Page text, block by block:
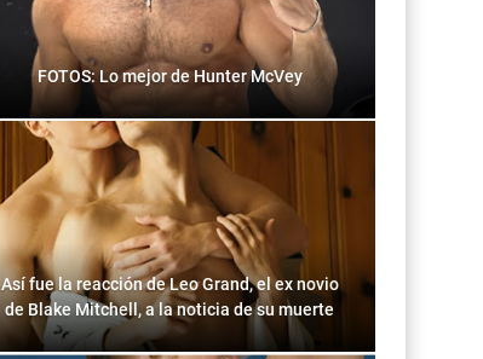
FOTOS: Lo mejor de Hunter McVey
Así fue la reacción de Leo Grand, el ex novio
de Blake Mitchell, a la noticia de su muerte